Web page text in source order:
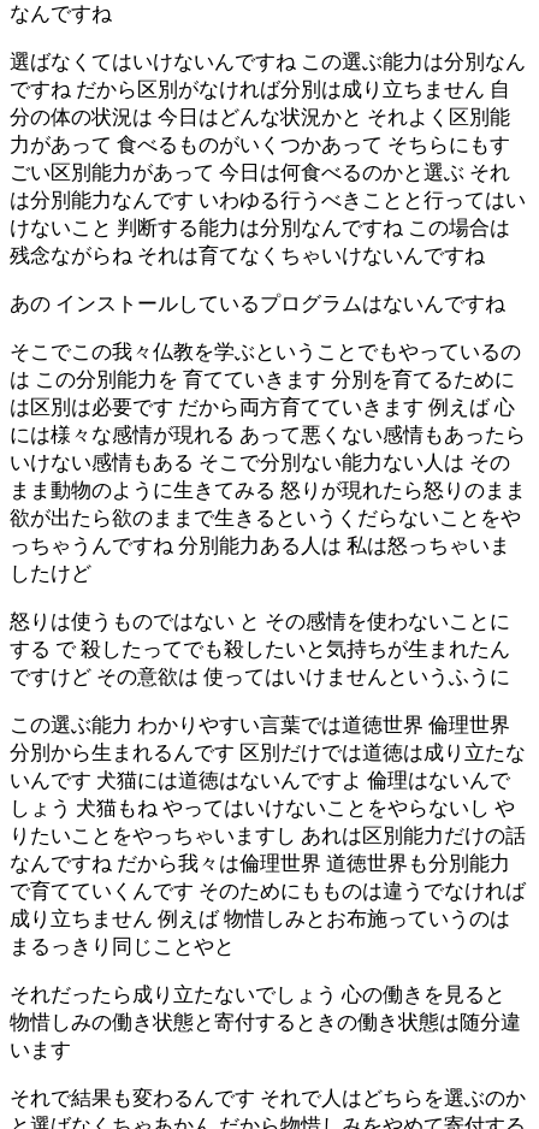
なんですね
選ばなくてはいけないんですね この選ぶ能力は分別なん
ですね だから区別がなければ分別は成り立ちません 自
分の体の状況は 今日はどんな状況かと それよく区別能
力があって 食べるものがいくつかあって そちらにもす
ごい区別能力があって 今日は何食べるのかと選ぶ それ
は分別能力なんです いわゆる行うべきことと行ってはい
けないこと 判断する能力は分別なんですね この場合は
残念ながらね それは育てなくちゃいけないんですね
あの インストールしているプログラムはないんですね
そこでこの我々仏教を学ぶということでもやっているの
は この分別能力を 育てていきます 分別を育てるために
は区別は必要です だから両方育てていきます 例えば 心
には様々な感情が現れる あって悪くない感情もあったら
いけない感情もある そこで分別ない能力ない人は その
まま動物のように生きてみる 怒りが現れたら怒りのまま
欲が出たら欲のままで生きるというくだらないことをや
っちゃうんですね 分別能力ある人は 私は怒っちゃいま
したけど
怒りは使うものではない と その感情を使わないことに
する で 殺したってでも殺したいと気持ちが生まれたん
ですけど その意欲は 使ってはいけませんというふうに
この選ぶ能力 わかりやすい言葉では道徳世界 倫理世界
分別から生まれるんです 区別だけでは道徳は成り立たな
いんです 犬猫には道徳はないんですよ 倫理はないんで
しょう 犬猫もね やってはいけないことをやらないし や
りたいことをやっちゃいますし あれは区別能力だけの話
なんですね だから我々は倫理世界 道徳世界も分別能力
で育てていくんです そのためにもものは違うでなければ
成り立ちません 例えば 物惜しみとお布施っていうのは
まるっきり同じことやと
それだったら成り立たないでしょう 心の働きを見ると
物惜しみの働き状態と寄付するときの働き状態は随分違
います
それで結果も変わるんです それで人はどちらを選ぶのか